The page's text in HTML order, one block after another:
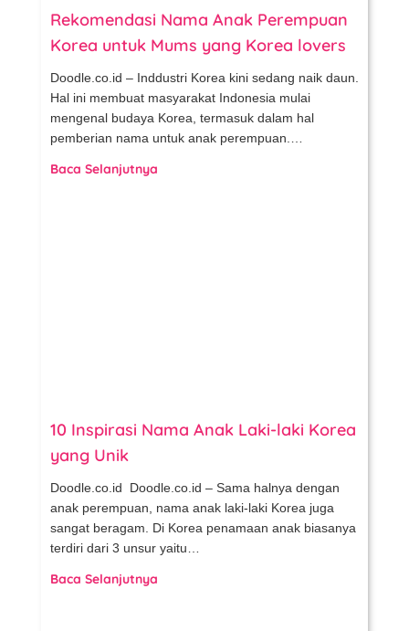
Rekomendasi Nama Anak Perempuan
Korea untuk Mums yang Korea lovers
Doodle.co.id – Inddustri Korea kini sedang naik daun.
Hal ini membuat masyarakat Indonesia mulai
mengenal budaya Korea, termasuk dalam hal
pemberian nama untuk anak perempuan.…
Baca Selanjutnya
10 Inspirasi Nama Anak Laki-laki Korea
yang Unik
Doodle.co.id Doodle.co.id – Sama halnya dengan
anak perempuan, nama anak laki-laki Korea juga
sangat beragam. Di Korea penamaan anak biasanya
terdiri dari 3 unsur yaitu…
Baca Selanjutnya